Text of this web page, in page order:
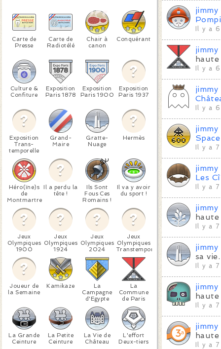
Carte de
Presse
Carte de
Radiotélé
Chair à
canon
Conquérant
Culture &
Confiture
Exposition
Paris 1878
Exposition
Paris 1900
Exposition
Paris 1937
Exposition
Trans-
temporelle
Grand-
Maire
Gratte-
Nuage
Hermès
Héro(ïne)s
de
Montmartre
Il a perdu la
tête !
Ils Sont
Fous Ces
Romains !
Il va y avoir
du sport !
Jeux
Olympiques
1900
Jeux
Olympiques
1924
Jeux
Olympiques
2024
Jeux
Olympiques
Transtemporels
Joueur de
la Semaine
Kamikaze
La
Campagne
d'Egypte
La
Commune
de Paris
La Grande
Ceinture
La Petite
Ceinture
La Vie de
Château
L'effort
Deux-tiers
Il y a
Il y a
Il y a
Il y a
Les
Il y a
Il y a
sa vie.
Il y a
Il y a
Il y a